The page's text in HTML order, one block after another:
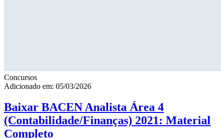
Concursos
Adicionado em: 05/03/2026
Baixar BACEN Analista Área 4
(Contabilidade/Finanças) 2021: Material
Completo